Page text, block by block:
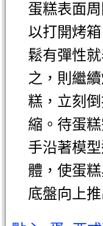
蛋糕表面
以打開烤
鬆有彈性
之，則繼
糕，立刻
縮。待蛋
手沿著模
體，使蛋
底盤向上